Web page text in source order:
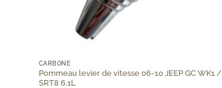
CARBONE
Pommeau levier de vitesse 06-10 JEEP GC WK1 /
SRT8 6.1L